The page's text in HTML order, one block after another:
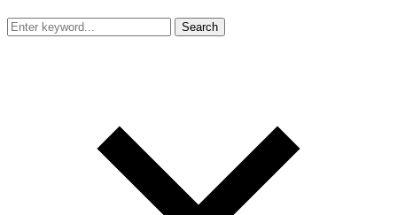
Search